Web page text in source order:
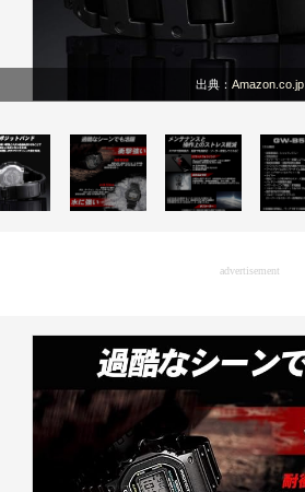
出典： Amazon.co.jp
advertisement